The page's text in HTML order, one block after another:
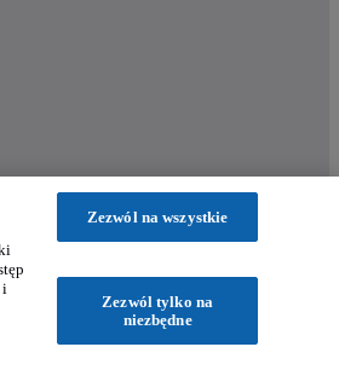
i
Zezwól na wszystkie
Zezwól tylko na
niezbędne